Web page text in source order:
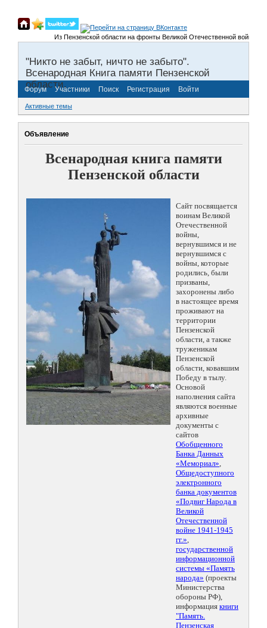
Из Пензенской области на фронты Великой Отечественной войны
"Никто не забыт, ничто не забыто".
Всенародная Книга памяти Пензенской
области.
Форум Участники Поиск Регистрация Войти
Активные темы
Объявление
Всенародная книга памяти
Пензенской области
Сайт посвящается
воинам Великой
Отечественной
войны,
вернувшимся и не
вернувшимся с
войны, которые
родились, были
призваны,
захоронены либо
в настоящее время
проживают на
территории
Пензенской
области, а также
труженикам
Пензенской
области, ковавшим
Победу в тылу.
Основой
наполнения сайта
являются военные
архивные
документы с
сайтов
Обобщенного
Банка Данных
«Мемориал»,
Общедоступного
электронного
банка документов
«Подвиг Народа в
Великой
Отечественной
войне 1941-1945
гг.»,
государственной
информационной
системы «Память
народа» (проекты
Министерства
обороны РФ),
информация книги
"Память.
Пензенская